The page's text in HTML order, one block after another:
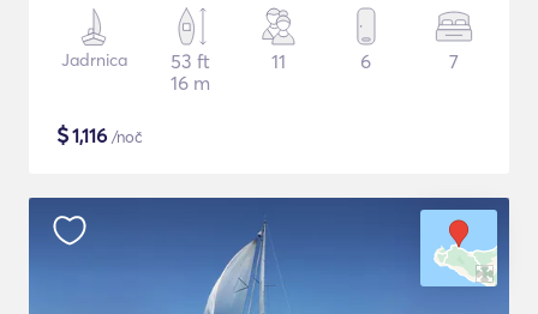
Jadrnica
53 ft
16 m
11 6 7
$1,116 /noč